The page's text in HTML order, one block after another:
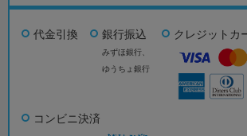
代金引換 銀行振込
みずほ銀行、
ゆうちょ銀行
クレジットカ
コンビニ決済